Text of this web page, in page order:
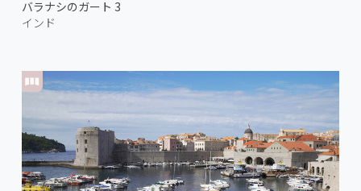
バラナシのガート 3
インド